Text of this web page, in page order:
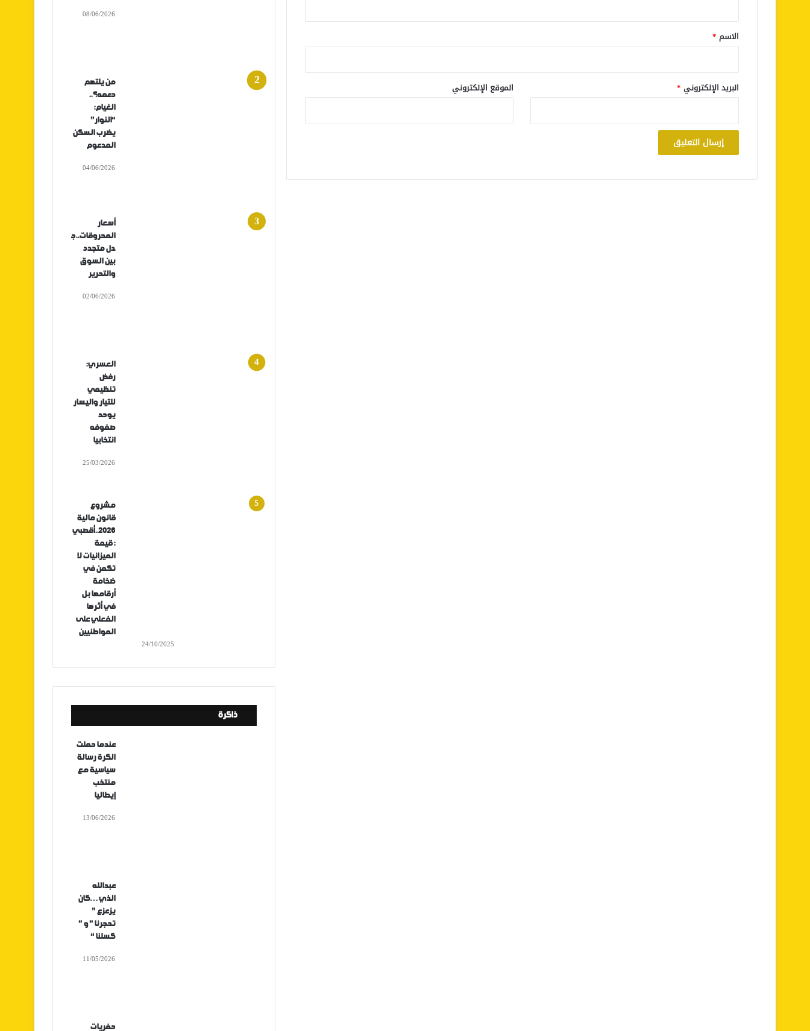
*
الاسم *
البريد الإلكتروني * الموقع الإلكتروني
08/06/2026
من يلتهم
دعمه؟..
الغيام:
“النوار”
يضرب السكن
المدعوم
04/06/2026
أسعار
المحروقات..ج
دل متجدد
بين السوق
والتحرير
02/06/2026
العسري:
رفض
تنظيمي
للتيار واليسار
يوحد
صفوفه
انتخابيا
25/03/2026
مشروع
قانون مالية
2026..أقصبي
: قيمة
الميزانيات لا
تكمن في
ضخامة
أرقامها بل
في أثرها
الفعلي على
المواطنيين
24/10/2025
ذاكرة
عندما حملت
الكرة رسالة
سياسية مع
منتخب
إيطاليا
13/06/2026
عبدالله
الذي…كان
يزعزع ”
تحجرنا ” و ”
كسلنا “
11/05/2026
حفريات